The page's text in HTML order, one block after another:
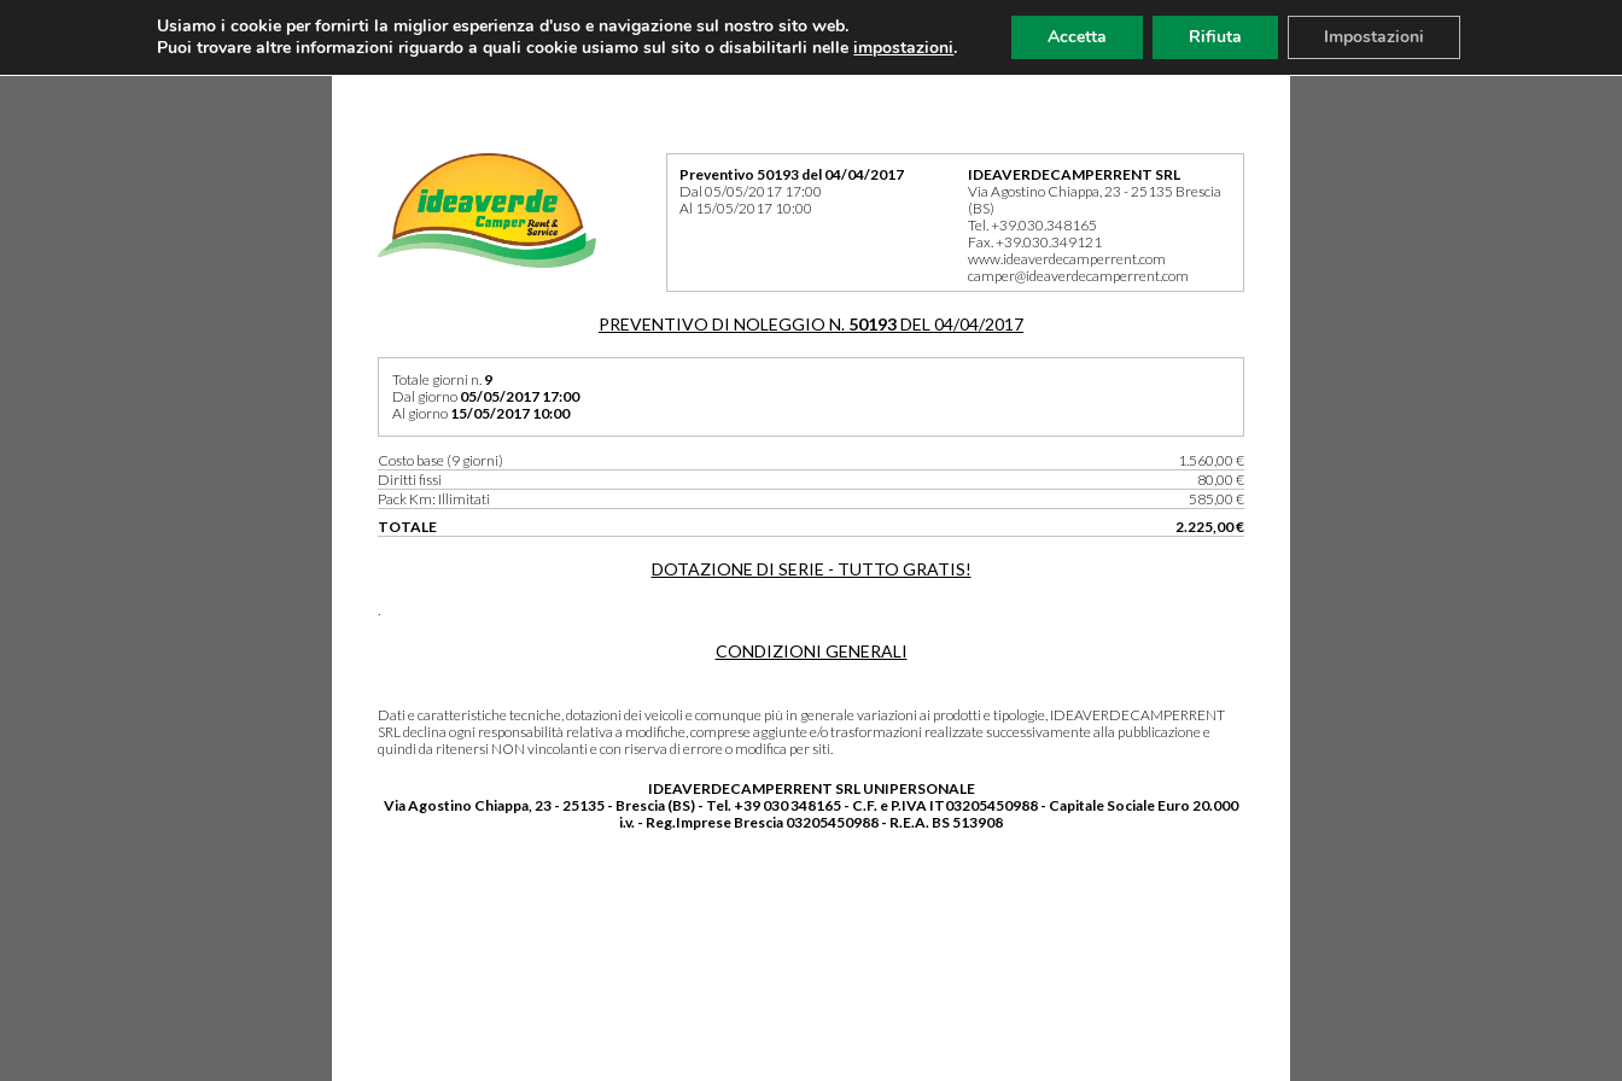
IDEAVERDECAMPERRENT SRL
Via Agostino Chiappa, 23 - 25135 Brescia
(BS)
Tel. +39.030.348165
Fax. +39.030.349121
www.ideaverdecamperrent.com
camper@ideaverdecamperrent.com
Preventivo 50193 del 04/04/2017
Dal 05/05/2017 17:00
Al 15/05/2017 10:00
PREVENTIVO DI NOLEGGIO N. 50193DEL 04/04/2017
Totale giorni n. 9
Dal giorno 05/05/2017 17:00
Al giorno 15/05/2017 10:00
Costo base (9 giorni)
1.560,00 €
Diritti fissi
80,00 €
Pack Km: Illimitati
585,00 €
TOTALE
2.225,00 €
DOTAZIONE DI SERIE - TUTTO GRATIS!
.
CONDIZIONI GENERALI
Dati e caratteristiche tecniche, dotazioni dei veicoli e comunque più in generale variazioni ai prodotti e tipologie, IDEAVERDECAMPERRENT
SRL declina ogni responsabilità relativa a modifiche, comprese aggiunte e/o trasformazioni realizzate successivamente alla pubblicazione e
quindi da ritenersi NON vincolanti e con riserva di errore o modifica per siti.
IDEAVERDECAMPERRENT SRL UNIPERSONALE
Via Agostino Chiappa, 23 - 25135 - Brescia (BS) - Tel. +39 030 348165 - C.F. e P.IVA IT03205450988 - Capitale Sociale Euro 20.000
i.v. - Reg.Imprese Brescia 03205450988 - R.E.A. BS 513908
Usiamo i cookie per fornirti la miglior esperienza d'uso e navigazione sul nostro sito web.
Puoi trovare altre informazioni riguardo a quali cookie usiamo sul sito o disabilitarli nelleimpostazioni. Accetta Rifiuta Impostazioni